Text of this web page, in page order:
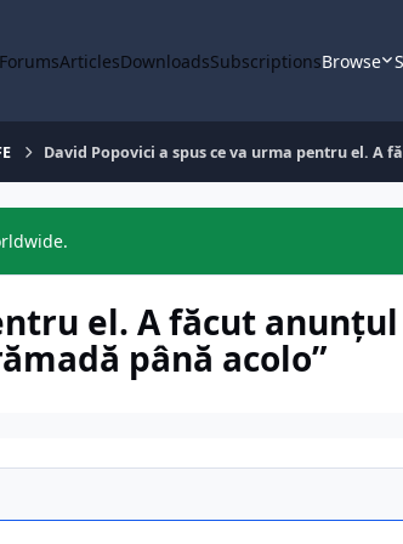
ForumsArticlesDownloadsSubscriptionsBrowse
David Popovici a spus ce va urma pentru el. A
el. A făcut
până acolo”